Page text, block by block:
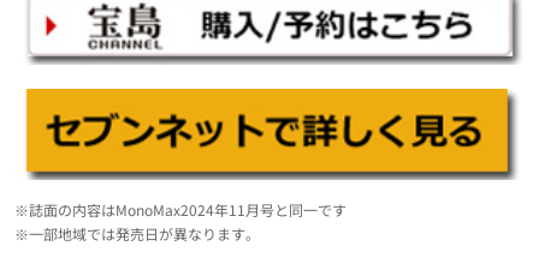
※誌面の内容はMonoMax2024年11月号と同一です
※一部地域では発売日が異なります。